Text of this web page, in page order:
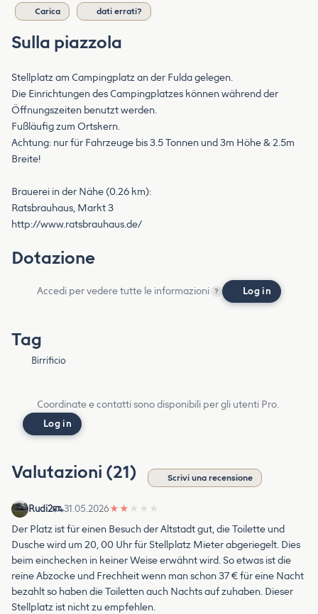
Carica dati errati?
Sulla piazzola
Stellplatz am Campingplatz an der Fulda gelegen.
Die Einrichtungen des Campingplatzes können während der
Öffnungszeiten benutzt werden.
Fußläufig zum Ortskern.
Achtung: nur für Fahrzeuge bis 3.5 Tonnen und 3m Höhe & 2.5m
Breite!
Brauerei in der Nähe (0.26 km):
Ratsbrauhaus, Markt 3
http://www.ratsbrauhaus.de/
Dotazione
Accedi per vedere tutte le informazioni ? Log in
Tag
Birrificio
Coordinate e contatti sono disponibili per gli utenti Pro.
Log in
Valutazioni (21) Scrivi una recensione
Rudi2 31.05.2026★ ★ ★ ★ ★
Der Platz ist für einen Besuch der Altstadt gut, die Toilette und
Dusche wird um 20, 00 Uhr für Stellplatz Mieter abgeriegelt. Dies
beim einchecken in keiner Weise erwähnt wird. So etwas ist die
reine Abzocke und Frechheit wenn man schon 37 € für eine Nacht
bezahlt so haben die Toiletten auch Nachts auf zuhaben. Dieser
Stellplatz ist nicht zu empfehlen.